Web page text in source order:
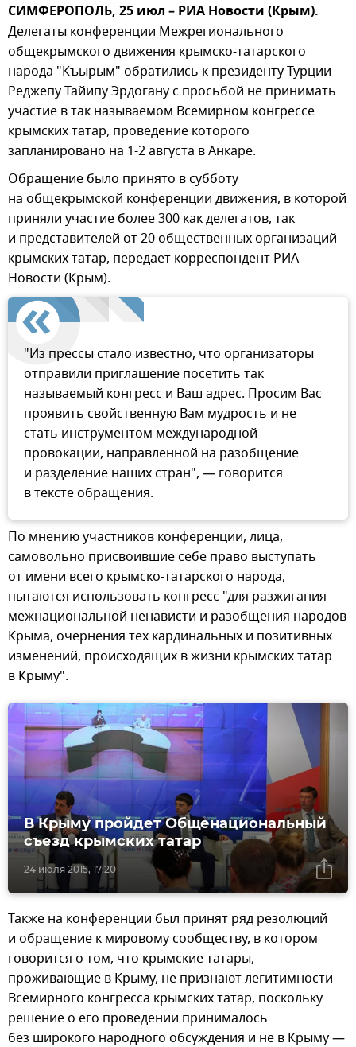
СИМФЕРОПОЛЬ, 25 июл – РИА Новости (Крым).
Делегаты конференции Межрегионального
общекрымского движения крымско-татарского
народа "Къырым" обратились к президенту Турции
Реджепу Тайипу Эрдогану с просьбой не принимать
участие в так называемом Всемирном конгрессе
крымских татар, проведение которого
запланировано на 1-2 августа в Анкаре.
Обращение было принято в субботу
на общекрымской конференции движения, в которой
приняли участие более 300 как делегатов, так
и представителей от 20 общественных организаций
крымских татар, передает корреспондент РИА
Новости (Крым).
"Из прессы стало известно, что организаторы
отправили приглашение посетить так
называемый конгресс и Ваш адрес. Просим Вас
проявить свойственную Вам мудрость и не
стать инструментом международной
провокации, направленной на разобщение
и разделение наших стран", — говорится
в тексте обращения.
По мнению участников конференции, лица,
самовольно присвоившие себе право выступать
от имени всего крымско-татарского народа,
пытаются использовать конгресс "для разжигания
межнациональной ненависти и разобщения народов
Крыма, очернения тех кардинальных и позитивных
изменений, происходящих в жизни крымских татар
в Крыму".
24 июля 2015, 17:20
В Крыму пройдет Общенациональный
съезд крымских татар
Также на конференции был принят ряд резолюций
и обращение к мировому сообществу, в котором
говорится о том, что крымские татары,
проживающие в Крыму, не признают легитимности
Всемирного конгресса крымских татар, поскольку
решение о его проведении принималось
без широкого народного обсуждения и не в Крыму —